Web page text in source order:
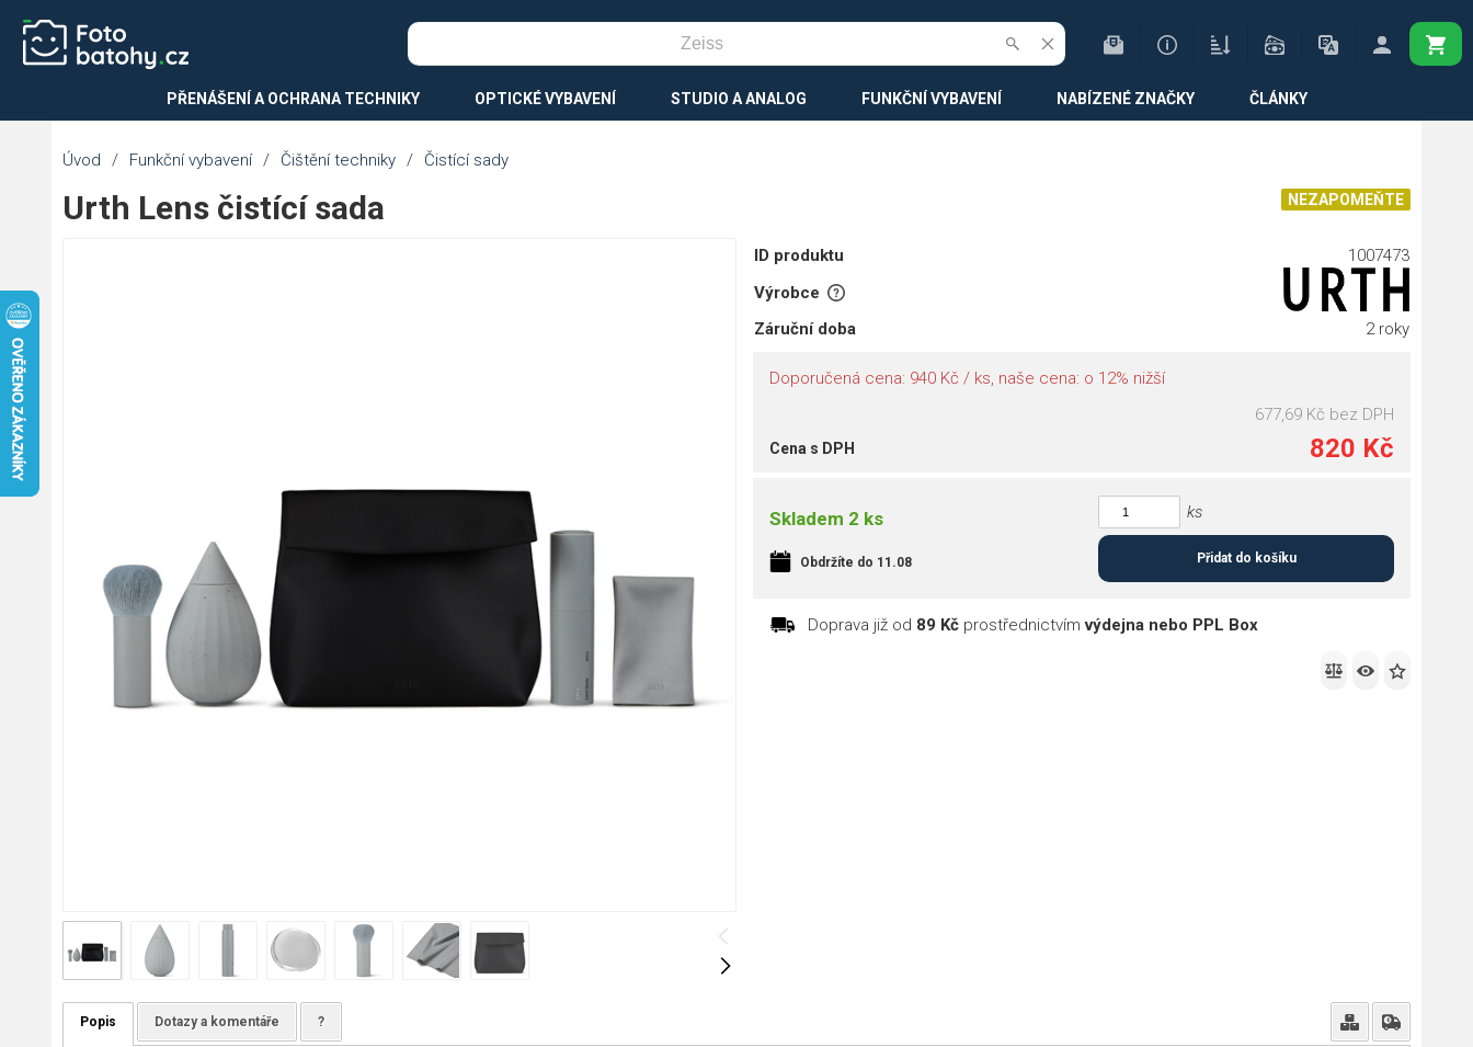
PŘENÁŠENÍ A OCHRANA TECHNIKY OPTICKÉ VYBAVENÍ STUDIO A ANALOG FUNKČNÍ VYBAVENÍ NABÍZENÉ ZNAČKY ČLÁNKY
Úvod / Funkční vybavení / Čištění techniky / Čistící sady
NEZAPOMEŇTE
Urth Lens čistící sada
ID produktu
1007473
Výrobce
Záruční doba
2 roky
Doporučená cena: 940 Kč / ks, naše cena: o 12% nižší
677,69 Kč bez DPH
820 Kč
Cena s DPH
Skladem 2 ks
Obdržíte do 11.08
ks
Přidat do košíku
Doprava již od 89 Kč prostřednictvímvýdejna nebo PPL Box
Popis Dotazy a komentáře ?